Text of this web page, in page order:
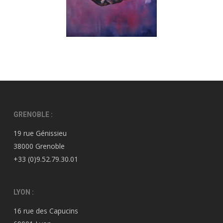
GRENOBLE :
19 rue Génissieu
38000 Grenoble
+33 (0)9.52.79.30.01
LYON :
16 rue des Capucins